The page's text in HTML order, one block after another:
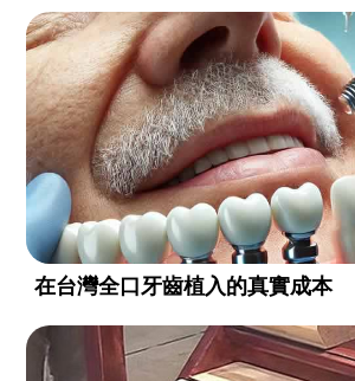
在台灣全口牙齒植入的真實成本